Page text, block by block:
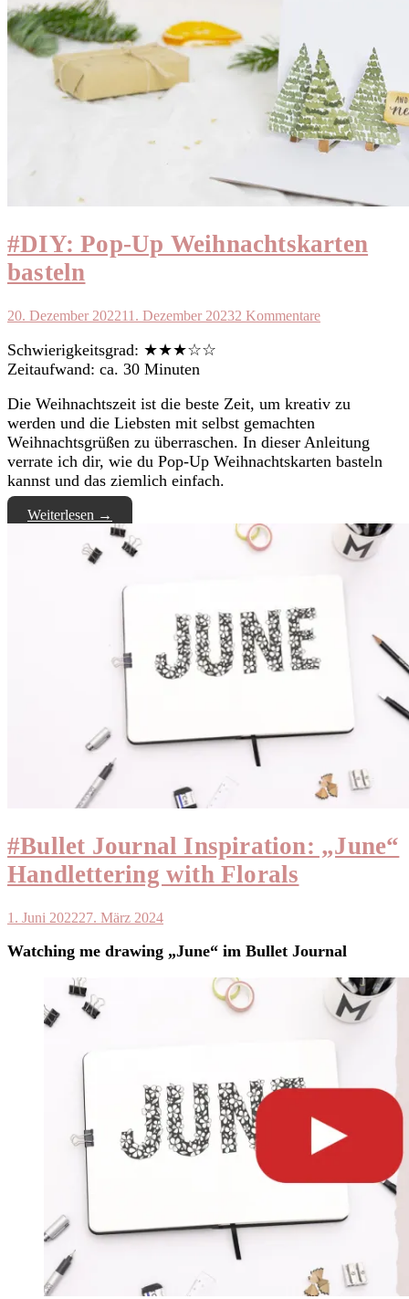
#DIY: Pop-Up Weihnachtskarten
basteln
20. Dezember 202211. Dezember 20232 Kommentare
Schwierigkeitsgrad: ★★★☆☆
Zeitaufwand: ca. 30 Minuten
Die Weihnachtszeit ist die beste Zeit, um kreativ zu
werden und die Liebsten mit selbst gemachten
Weihnachtsgrüßen zu überraschen. In dieser Anleitung
verrate ich dir, wie du Pop-Up Weihnachtskarten basteln
kannst und das ziemlich einfach.
Weiterlesen →
#Bullet Journal Inspiration: „June“
Handlettering with Florals
1. Juni 202227. März 2024
Watching me drawing „June“ im Bullet Journal